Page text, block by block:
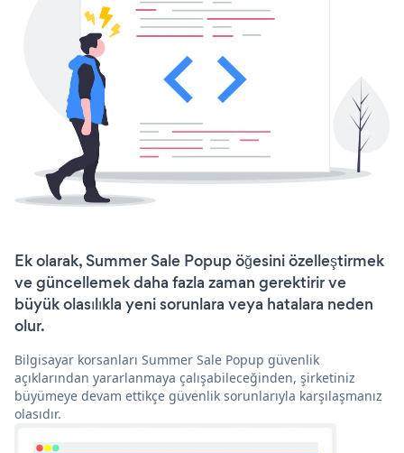
Ek olarak, Summer Sale Popup öğesini özelleştirmek
ve güncellemek daha fazla zaman gerektirir ve
büyük olasılıkla yeni sorunlara veya hatalara neden
olur.
Bilgisayar korsanları Summer Sale Popup güvenlik
açıklarından yararlanmaya çalışabileceğinden, şirketiniz
büyümeye devam ettikçe güvenlik sorunlarıyla karşılaşmanız
olasıdır.